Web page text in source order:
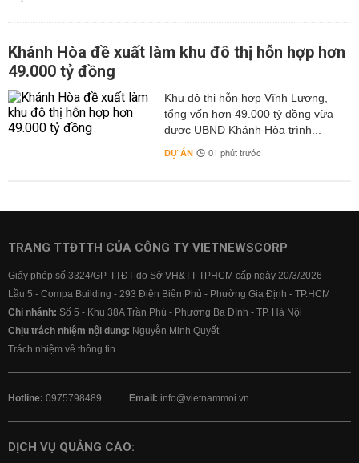
Khánh Hòa đề xuất làm khu đô thị hỗn hợp hơn
49.000 tỷ đồng
Khu đô thị hỗn hợp Vĩnh Lương,
tổng vốn hơn 49.000 tỷ đồng vừa
được UBND Khánh Hòa trình...
DỰ ÁN 01 phút trước
TRANG TTĐTTH CỦA CÔNG TY VIETNEWSCORP
Giấy phép số 3324/GP-TTĐT do Sở VH&TT TPHCM cấp ngày 20/3/2026
Lầu 5 - Compa Building - 293 Điện Biên Phủ - Phường Gia Định - TP.HCM
Chi nhánh: Số 5 - Khu 38A Trần Phú - Phường Ba Đình - TP. Hà Nội
Chịu trách nhiệm nội dung: Nguyễn Minh Quyết
Trách nhiệm về thông tin
Hotline: 0975798489 Email: info@vietnammoi.vn
DỊCH VỤ QUẢNG CÁO: